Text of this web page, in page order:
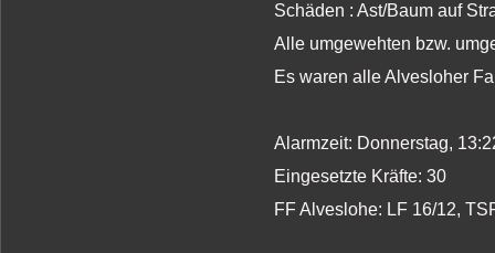
Schäden : Ast/Baum auf
Alle umgewehten bzw.
Es waren alle Alvesloher
Alarmzeit: Donnerstag,
Eingesetzte Kräfte: 30
FF Alveslohe: LF 16/12,